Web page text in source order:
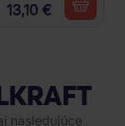
13,10 €
nasledujúce